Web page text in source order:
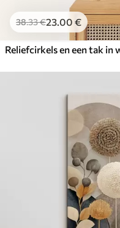
38.33€23.00 €